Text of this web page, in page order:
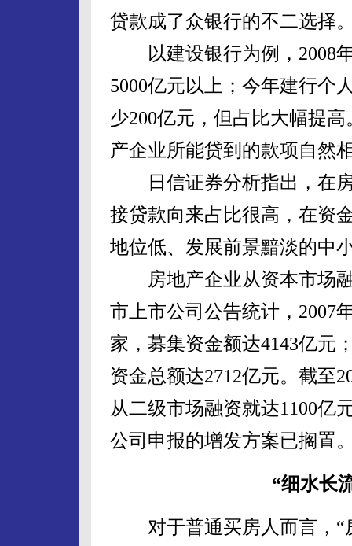
贷款成了众银行的不二选择
以建设银行为例，2008年
5000亿元以上；今年建行个
少200亿元，但占比大幅提
产企业所能贷到的款项自然
日信证券分析指出，在房
接贷款向来占比很高，在资
地位低、发展前景黯淡的中
房地产企业从资本市场融
市上市公司公告统计，2007
家，募集资金额达4143亿元
资金总额达2712亿元。截至
从二级市场融资就达1100亿
公司申报的增发方案已搁置
“细水长
对于普通买房人而言，“